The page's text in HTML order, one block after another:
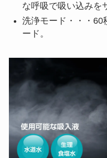
な呼吸で吸い込みを
洗浄モード・・・60
ード。